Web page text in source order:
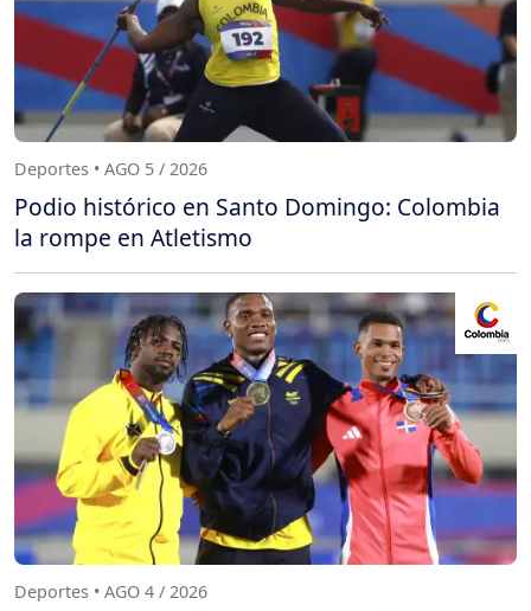
Deportes • AGO 5 / 2026
Podio histórico en Santo Domingo: Colombia
la rompe en Atletismo
Deportes • AGO 4 / 2026